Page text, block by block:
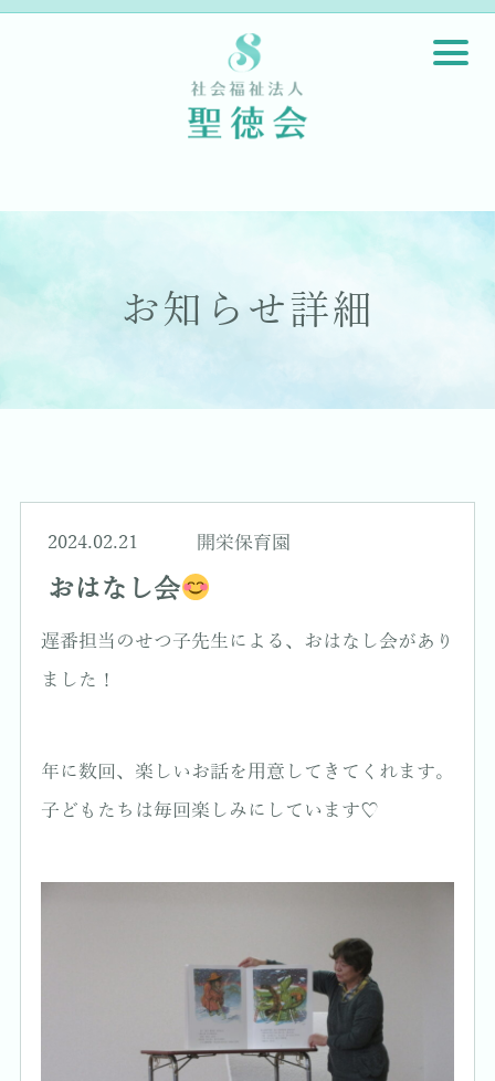
お知らせ詳細
2024.02.21 開栄保育園
おはなし会
遅番担当のせつ子先生による、おはなし会があり
ました！
年に数回、楽しいお話を用意してきてくれます。
子どもたちは毎回楽しみにしています♡